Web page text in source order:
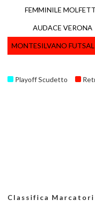
FEMMINILE
AUDACE VERONA
MONTESILVANO
Playoff Scudetto
Classifica Marcatori